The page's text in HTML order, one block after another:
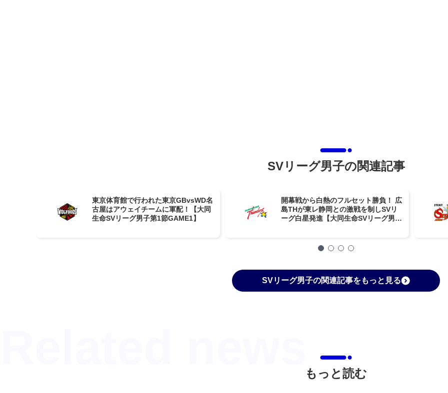
SVリーグ男子の関連記事
東京体育館で行われた東京GBvsWD名
古屋はアウェイチームに軍配！【大同
生命SVリーグ男子第1節GAME1】
開幕戦から白熱のフルセット勝負！ 広
島THが東レ静岡との激戦を制しSVリ
ーグ白星発進【大同生命SVリーグ男子
SVリーグ男子の関連記事をもっと見る
もっと読む